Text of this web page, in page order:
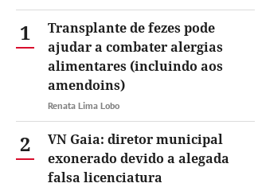
1
Transplante de fezes pode
ajudar a combater alergias
alimentares (incluindo aos
amendoins)
Renata Lima Lobo
2
VN Gaia: diretor municipal
exonerado devido a alegada
falsa licenciatura